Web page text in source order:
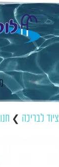
ציוד לבריכה ❯